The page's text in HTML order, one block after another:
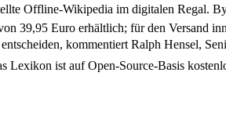
Offline-Wikipedia im digitalen Regal.
39,95 Euro erhältlich; für den Versand
kommentiert Ralph Hensel,
ist auf Open-Source-Basis